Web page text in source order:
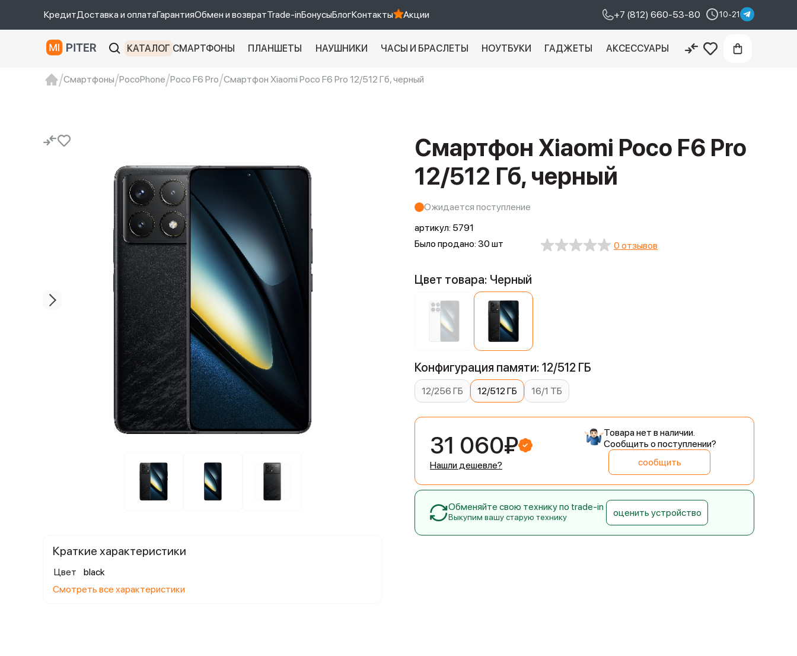
КредитДоставка и оплатаГарантияОбмен и возвратTrade-inБонусыБлогКонтакты Акции +7 (812) 660-53-80 10-21
КАТАЛОГ СМАРТФОНЫ ПЛАНШЕТЫ НАУШНИКИ ЧАСЫ И БРАСЛЕТЫ НОУТБУКИ ГАДЖЕТЫ АКСЕССУАРЫ
Смартфоны PocoPhone Poco F6 Pro Смартфон Xiaomi Poco F6 Pro 12/512 Гб, черный
Смартфон Xiaomi Poco F6 Pro
12/512 Гб, черный
Ожидается поступление
артикул: 5791
Было продано: 30 шт
0 отзывов
Краткие характеристики
Цвет
black
Смотреть все характеристики
Цвет товара: Черный
Конфигурация памяти: 12/512 ГБ
12/256 ГБ 12/512 ГБ 16/1 ТБ
31 060₽
Нашли дешевле?
Товара нет в наличии.
Сообщить о поступлении?
сообщить
Обменяйте свою технику по trade-in
Выкупим вашу старую технику оценить устройство